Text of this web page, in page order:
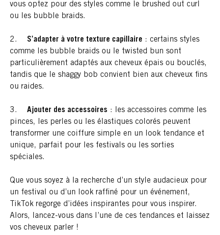
vous optez pour des styles comme le brushed out curl
ou les bubble braids.
2. S’adapter à votre texture capillaire : certains styles
comme les bubble braids ou le twisted bun sont
particulièrement adaptés aux cheveux épais ou bouclés,
tandis que le shaggy bob convient bien aux cheveux fins
ou raides.
3. Ajouter des accessoires : les accessoires comme les
pinces, les perles ou les élastiques colorés peuvent
transformer une coiffure simple en un look tendance et
unique, parfait pour les festivals ou les sorties
spéciales.
Que vous soyez à la recherche d’un style audacieux pour
un festival ou d’un look raffiné pour un événement,
TikTok regorge d’idées inspirantes pour vous inspirer.
Alors, lancez-vous dans l’une de ces tendances et laissez
vos cheveux parler !